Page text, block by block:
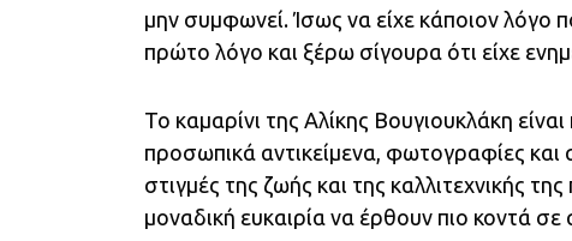
μην συμφωνεί. Ίσως να είχε κάποιον λόγο
πρώτο λόγο και ξέρω σίγουρα ότι είχε
Το καμαρίνι της Αλίκης Βουγιουκλάκη
προσωπικά αντικείμενα, φωτογραφίες και
στιγμές της ζωής και της καλλιτεχνικής
μοναδική ευκαιρία να έρθουν πιο κοντά